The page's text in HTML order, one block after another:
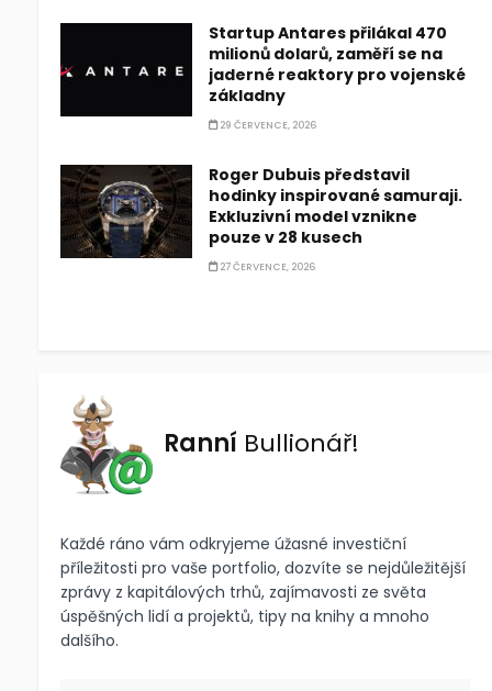
Startup Antares přilákal 470
milionů dolarů, zaměří se na
jaderné reaktory pro vojenské
základny
29 ČERVENCE, 2026
Roger Dubuis představil
hodinky inspirované samuraji.
Exkluzivní model vznikne
pouze v 28 kusech
27 ČERVENCE, 2026
Ranní Bullionář!
Každé ráno vám odkryjeme úžasné investiční
příležitosti pro vaše portfolio, dozvíte se nejdůležitější
zprávy z kapitálových trhů, zajímavosti ze světa
úspěšných lidí a projektů, tipy na knihy a mnoho
dalšího.